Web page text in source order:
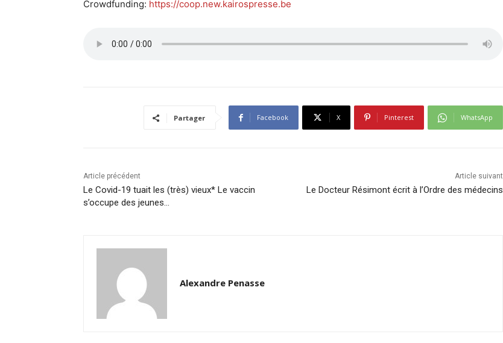
Crowdfunding: https://coop.new.kairospresse.be
Partager Facebook X Pinterest WhatsApp
Article précédent
Le Covid-19 tuait les (très) vieux* Le vaccin
s’occupe des jeunes…
Article suivant
Le Docteur Résimont écrit à l’Ordre des médecins
Alexandre Penasse